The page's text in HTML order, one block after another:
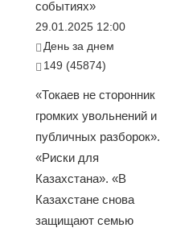
событиях»
29.01.2025 12:00
День за днем
149 (45874)
«Токаев не сторонник
громких увольнений и
публичных разборок».
«Риски для
Казахстана». «В
Казахстане снова
защищают семью